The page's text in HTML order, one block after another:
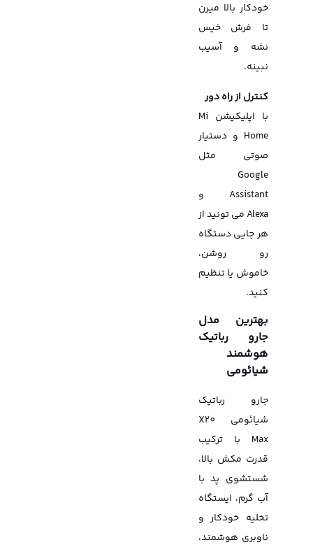
خودکار بالا میرن
تا فرش خیس
نشه و آسیب
نبینه.
کنترل از راه دور
با اپلیکیشن Mi
Home و دستیار
صوتی مثل
Google
Assistant و
Alexa می تونید از
هر جایی دستگاه
رو روشن،
خاموش یا تنظیم
کنید.
بهترین مدل
جارو رباتیک
هوشمند
شیائومی
جارو رباتیک
شیائومی X20
Max با ترکیب
قدرت مکش بالا،
شستشوی پد با
آب گرم، ایستگاه
تخلیه خودکار و
ناوبری هوشمند،